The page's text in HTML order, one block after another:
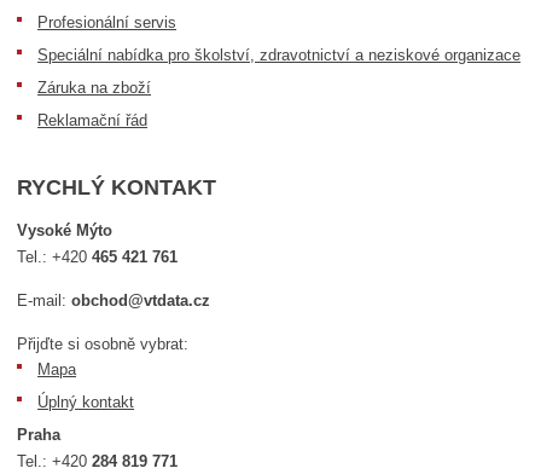
Profesionální servis
Speciální nabídka pro školství, zdravotnictví a neziskové organizace
Záruka na zboží
Reklamační řád
RYCHLÝ KONTAKT
Vysoké Mýto
Tel.:+420465 421 761
E-mail:obchod@vtdata.cz
Přijďte si osobně vybrat:
Mapa
Úplný kontakt
Praha
Tel.:+420284 819 771